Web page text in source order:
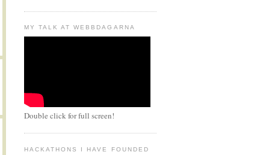
MY TALK AT WEBBDAGARNA
Double click for full screen!
HACKATHONS I HAVE FOUNDED